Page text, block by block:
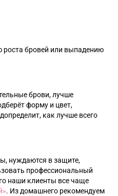
роста бровей или выпадению
брови, лучше
форму и цвет,
как лучше всего
нуждаются в защите,
профессиональный
наши клиенты все чаще
»‎. Из домашнего рекомендуем